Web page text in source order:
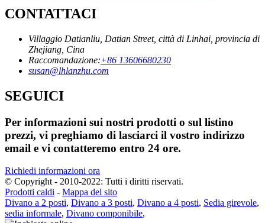
CONTATTACI
Villaggio Datianliu, Datian Street, città di Linhai, provincia di
Zhejiang, Cina
Raccomandazione:+86 13606680230
susan@lhlanzhu.com
SEGUICI
Per informazioni sui nostri prodotti o sul listino
prezzi, vi preghiamo di lasciarci il vostro indirizzo
email e vi contatteremo entro 24 ore.
Richiedi informazioni ora
© Copyright - 2010-2022: Tutti i diritti riservati.
Prodotti caldi - Mappa del sito
Divano a 2 posti, Divano a 3 posti, Divano a 4 posti, Sedia girevole,
sedia informale, Divano componibile,